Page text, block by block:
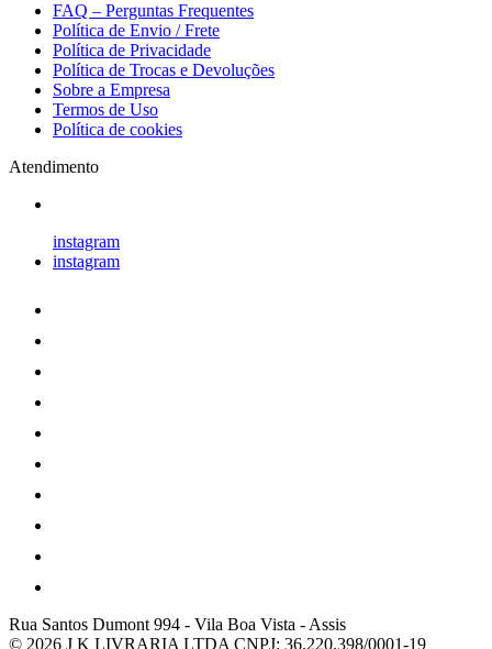
FAQ – Perguntas Frequentes
Política de Envio / Frete
Política de Privacidade
Política de Trocas e Devoluções
Sobre a Empresa
Termos de Uso
Política de cookies
Atendimento
instagram
instagram
Rua Santos Dumont 994 - Vila Boa Vista - Assis
© 2026 J K LIVRARIA LTDA CNPJ: 36.220.398/0001-19